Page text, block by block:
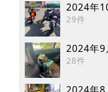
2024年
29件
2024年9
28件